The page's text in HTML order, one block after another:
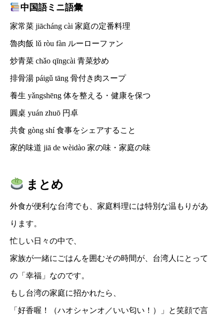
中国語ミニ語彙
家常菜 jiācháng cài 家庭の定番料理
魯肉飯 lǔ ròu fàn ルーローファン
炒青菜 chǎo qīngcài 青菜炒め
排骨湯 páigǔ tāng 骨付き肉スープ
養生 yǎngshēng 体を整える・健康を保つ
圓桌 yuán zhuō 円卓
共食 gòng shí 食事をシェアすること
家的味道 jiā de wèidào 家の味・家庭の味
まとめ
外食が便利な台湾でも、家庭料理には特別な温もりがあ
ります。
忙しい日々の中で、
家族が一緒にごはんを囲むその時間が、台湾人にとって
の「幸福」なのです。
もし台湾の家庭に招かれたら、
「好香喔！（ハオシャンオ／いい匂い！）」と笑顔で言